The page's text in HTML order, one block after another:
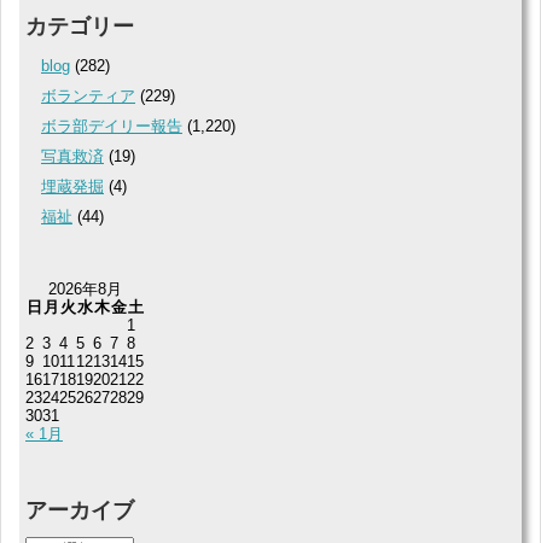
カテゴリー
blog (282)
ボランティア (229)
ボラ部デイリー報告 (1,220)
写真救済 (19)
埋蔵発掘 (4)
福祉 (44)
2026年8月
日 月 火水木金土
« 1月
1
2 3 4 5 6 7 8
9 1011 12131415
161718192021 22
23242526272829
3031
アーカイブ